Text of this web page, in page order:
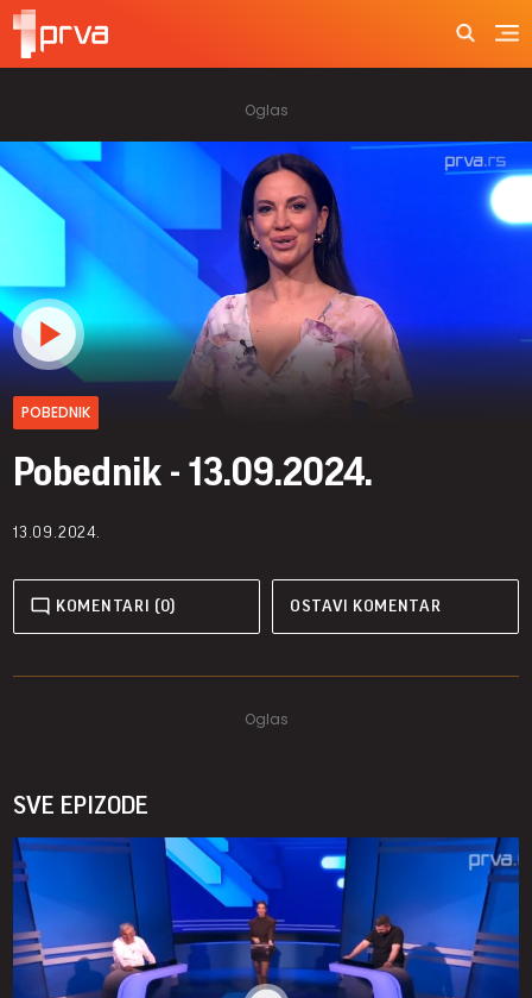
POBEDNIK
Pobednik - 13.09.2024.
13.09.2024.
KOMENTARI (0) OSTAVI KOMENTAR
SVE EPIZODE